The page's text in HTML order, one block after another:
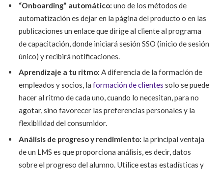
“Onboarding” automático: uno de los métodos de
automatización es dejar en la página del producto o en las
publicaciones un enlace que dirige al cliente al programa
de capacitación, donde iniciará sesión SSO (inicio de sesión
único) y recibirá notificaciones.
Aprendizaje a tu ritmo: A diferencia de la formación de
empleados y socios, la formación de clientes solo se puede
hacer al ritmo de cada uno, cuando lo necesitan, para no
agotar, sino favorecer las preferencias personales y la
flexibilidad del consumidor.
Análisis de progreso y rendimiento: la principal ventaja
de un LMS es que proporciona análisis, es decir, datos
sobre el progreso del alumno. Utilice estas estadísticas y